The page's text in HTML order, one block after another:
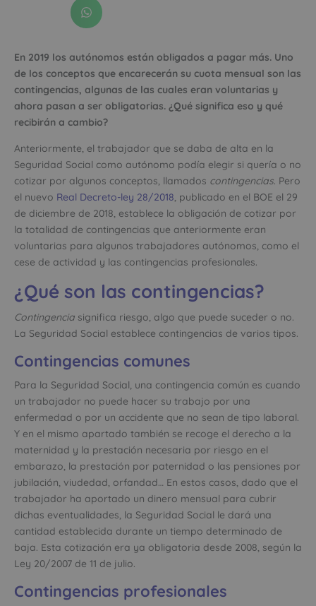
En 2019 los autónomos están obligados a pagar más. Uno
de los conceptos que encarecerán su cuota mensual son las
contingencias, algunas de las cuales eran voluntarias y
ahora pasan a ser obligatorias. ¿Qué significa eso y qué
recibirán a cambio?
Anteriormente, el trabajador que se daba de alta en la
Seguridad Social como autónomo podía elegir si quería o no
cotizar por algunos conceptos, llamados contingencias. Pero
el nuevo Real Decreto-ley 28/2018, publicado en el BOE el 29
de diciembre de 2018, establece la obligación de cotizar por
la totalidad de contingencias que anteriormente eran
voluntarias para algunos trabajadores autónomos, como el
cese de actividad y las contingencias profesionales.
¿Qué son las contingencias?
Contingencia significa riesgo, algo que puede suceder o no.
La Seguridad Social establece contingencias de varios tipos.
Contingencias comunes
Para la Seguridad Social, una contingencia común es cuando
un trabajador no puede hacer su trabajo por una
enfermedad o por un accidente que no sean de tipo laboral.
Y en el mismo apartado también se recoge el derecho a la
maternidad y la prestación necesaria por riesgo en el
embarazo, la prestación por paternidad o las pensiones por
jubilación, viudedad, orfandad… En estos casos, dado que el
trabajador ha aportado un dinero mensual para cubrir
dichas eventualidades, la Seguridad Social le dará una
cantidad establecida durante un tiempo determinado de
baja. Esta cotización era ya obligatoria desde 2008, según la
Ley 20/2007 de 11 de julio.
Contingencias profesionales